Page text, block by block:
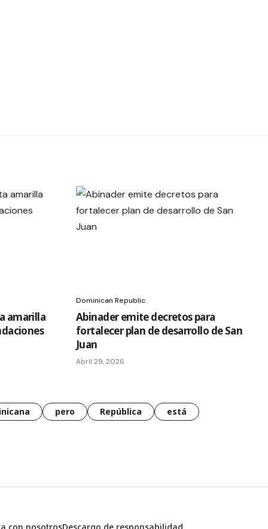
amarilla
Dominican Republic
Abinader emite decretos para
fortalecer plan de desarrollo de San
Juan
Abril 29, 2026
pero República está